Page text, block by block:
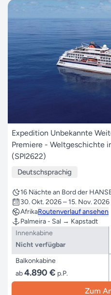
Expedition Unbekannte
Premiere - Weltgeschichte
(SPI2622)
Deutschsprachig
16 Nächte an Bord der
30. Okt. 2026 – 15. Nov. 2026
AfrikaRoutenverlauf ansehen
Palmeira - Sal → Kapstadt
Innenkabine
Nicht verfügbar
Balkonkabine
ab4.890 € p.P.
Zum